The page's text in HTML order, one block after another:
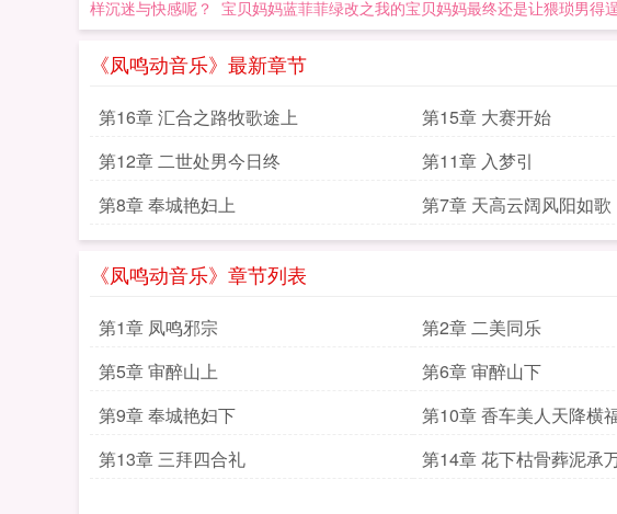
样沉迷与快感呢？ 宝贝妈妈蓝菲菲绿改之我的宝贝妈妈最终还是让猥琐男得
《凤鸣动音乐》最新章节
第16章 汇合之路牧歌途上 第15章 大赛开始
第12章 二世处男今日终
第11章 入梦引
第8章 奉城艳妇上
第7章 天高云阔风阳如歌
《凤鸣动音乐》章节列表
第1章 凤鸣邪宗 第2章 二美同乐
第5章 审醉山上
第6章 审醉山下
第9章 奉城艳妇下
第10章 香车美人天降横
第13章 三拜四合礼
第14章 花下枯骨葬泥承